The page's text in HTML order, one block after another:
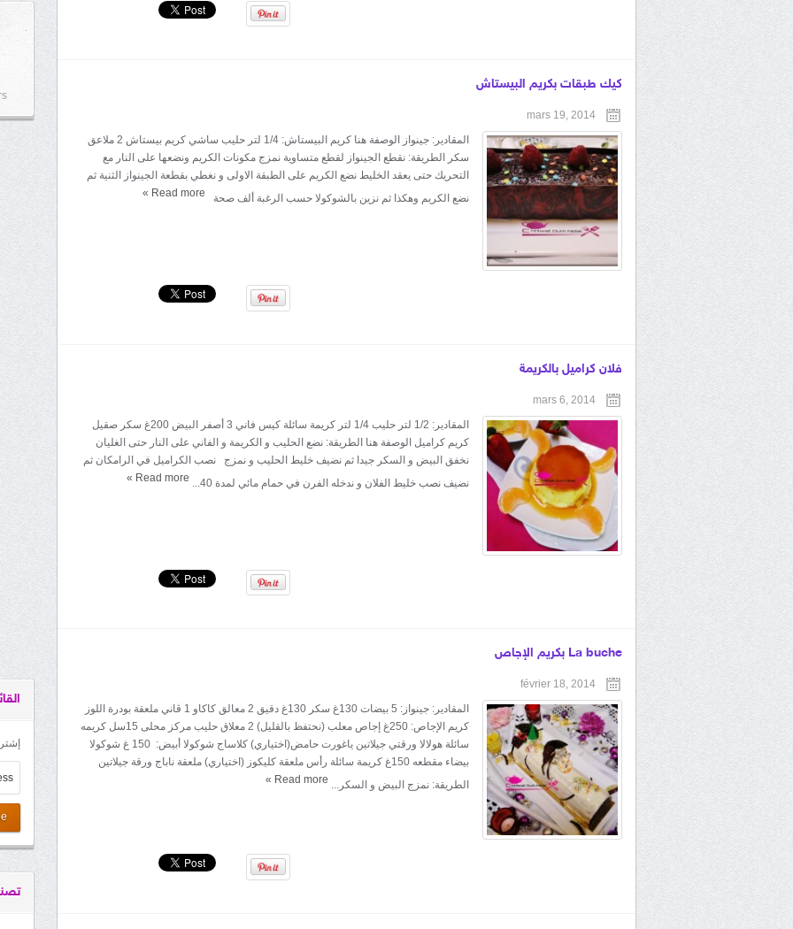
كيك طبقات بكريم البيستاش
mars 19, 2014
المقادير: جينواز الوصفة هنا كريم البيستاش: 1/4 لتر حليب ساشي كريم بيستاش 2 ملاعق
سكر الطريقة: نقطع الجينواز لقطع متساوية نمزج مكونات الكريم ونضعها على النار مع
التحريك حتى يعقد الخليط نضع الكريم على الطبقة الاولى و نغطي بقطعة الجينواز الثنية ثم
نضع الكريم وهكذا ثم نزين بالشوكولا حسب الرغبة ألف صحة Read more
»
فلان كراميل بالكريمة
mars 6, 2014
المقادير: 1/2 لتر حليب 1/4 لتر كريمة سائلة كيس فاني 3 أصفر البيض 200غ سكر صقيل
كريم كراميل الوصفة هنا الطريقة: نضع الحليب و الكريمة و الفاني على النار حتى الغليان
نخفق البيض و السكر جيدا ثم نضيف خليط الحليب و نمزج نصب الكراميل في الرامكان ثم
نضيف نصب خليط الفلان و ندخله الفرن في حمام مائي لمدة 40...
Read more
»
La buche بكريم الإجاص
février 18, 2014
المقادير: جينواز: 5 بيضات 130غ سكر 130غ دقيق 2 معالق كاكاو 1 ڤاني ملعقة بودرة اللوز
كريم الإجاص: 250غ إجاص معلب (نحتفظ بالقليل) 2 معلاق حليب مركز محلى 15سل كريمه
سائلة هولالا ورقتي جيلاتين ياغورت حامض(اختياري) كلاساج شوكولا أبيض: 150 غ شوكولا
بيضاء مقطعه 150غ كريمة سائلة رأس ملعقة كليكوز (اختياري) ملعقة ناباج ورقة جيلاتين
الطريقة: نمزج البيض و السكر... Read more
»